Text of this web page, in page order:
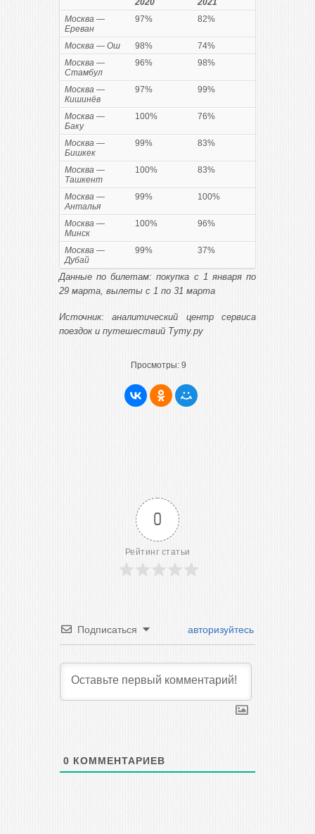
2020
2021
Москва —
Ереван
97% 82%
Москва — Ош 98%
74%
Москва —
Стамбул
96% 98%
Москва —
Кишинёв
97% 99%
Москва —
Баку
100% 76%
Москва —
Бишкек
99% 83%
Москва —
Ташкент
100% 83%
Москва —
Анталья
99% 100%
Москва —
Минск
100% 96%
Москва —
Дубай
99% 37%
Данные по билетам: покупка с 1 января по
29 марта, вылеты с 1 по 31 марта
Источник: аналитический центр сервиса
поездок и путешествий Туту.ру
Просмотры: 9
0
Рейтинг статьи
Подписаться авторизуйтесь
0 КОММЕНТАРИЕВ